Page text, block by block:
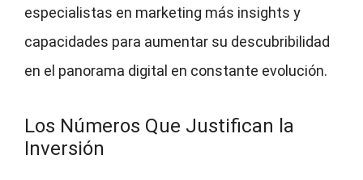
especialistas en marketing más insights y
capacidades para aumentar su descubribilidad
en el panorama digital en constante evolución.
Los Números Que Justifican la
Inversión